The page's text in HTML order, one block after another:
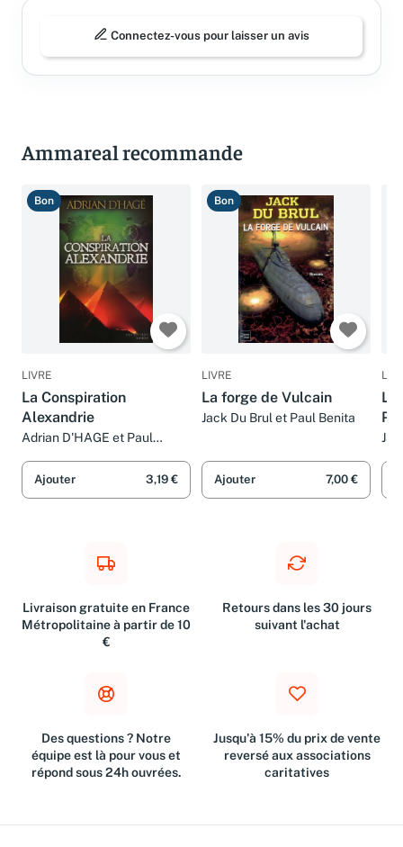
Connectez-vous pour laisser un avis
Ammareal recommande
Bon
LIVRE
La Conspiration
Alexandrie
Adrian D'HAGE et Paul
Ajouter 3,19 €
Bon
LIVRE
La forge de Vulcain
Jack Du Brul et Paul Benita
Ajouter 7,00 €
La
Livraison gratuite en France
Métropolitaine à partir de 10
€
Retours dans les 30 jours
suivant l'achat
Des questions ? Notre
équipe est là pour vous et
répond sous 24h ouvrées.
Jusqu'à 15% du prix de vente
reversé aux associations
caritatives